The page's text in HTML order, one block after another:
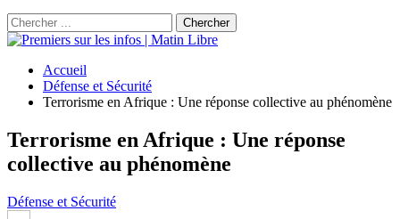
Accueil
Défense et Sécurité
Terrorisme en Afrique : Une réponse collective au phénomène
Terrorisme en Afrique : Une réponse
collective au phénomène
Défense et Sécurité